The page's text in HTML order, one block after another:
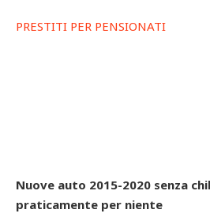
PRESTITI PER PENSIONATI
Nuove auto 2015-2020 senza
praticamente per niente